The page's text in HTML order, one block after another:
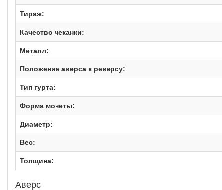
Тираж:
Качество чеканки:
Металл:
Положение аверса к реверсу:
Тип гурта:
Форма монеты:
Диаметр:
Вес:
Толщина:
Аверс